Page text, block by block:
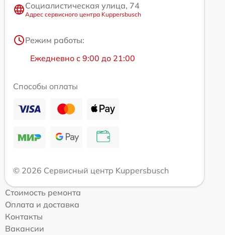
Социалистическая улица, 74
Адрес сервисного центра Kuppersbusch
Режим работы:
Ежедневно с 9:00 до 21:00
Способы оплаты
© 2026 Сервисный центр Kuppersbusch
Стоимость ремонта
Оплата и доставка
Контакты
Вакансии